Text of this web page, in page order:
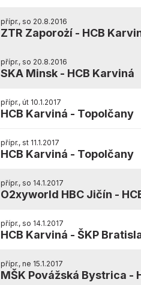
přípr., so 20.8.2016
ZTR Zaporożí - HCB
přípr., so 20.8.2016
SKA Minsk - HCB Karviná
přípr., út 10.1.2017
HCB Karviná - Topolčany
přípr., st 11.1.2017
HCB Karviná - Topolčany
přípr., so 14.1.2017
O2xyworld HBC Jičín -
přípr., so 14.1.2017
HCB Karviná - ŠKP
přípr., ne 15.1.2017
MŠK Povážská Bystrica -